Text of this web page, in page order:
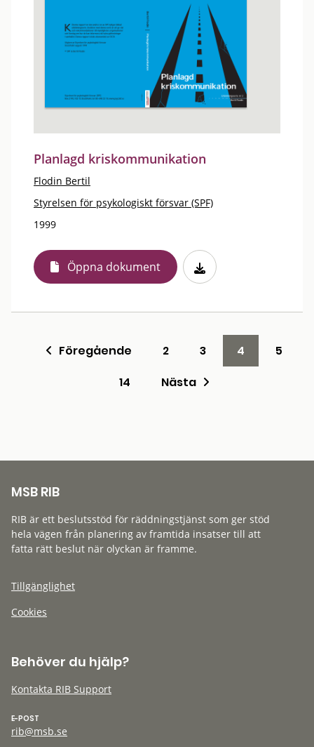
Planlagd kriskommunikation
Flodin Bertil
Styrelsen för psykologiskt försvar (SPF)
1999
Öppna dokument
Föregående 2 3 4
5
14
Nästa
MSB RIB
RIB är ett beslutsstöd för räddningstjänst som ger stöd
hela vägen från planering av framtida insatser till att
fatta rätt beslut när olyckan är framme.
Tillgänglighet
Cookies
Behöver du hjälp?
Kontakta RIB Support
E-POST
rib@msb.se